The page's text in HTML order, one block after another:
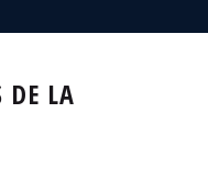
DE LA